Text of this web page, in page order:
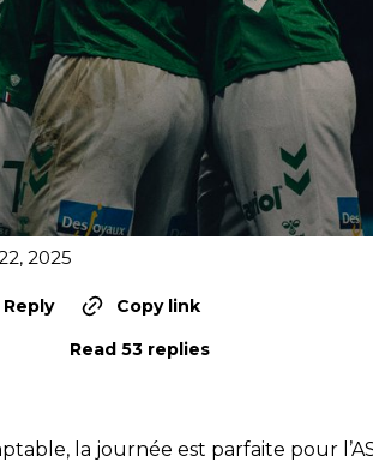
2025
Reply
Copy link
Read 53 replies
la journée est parfaite pour